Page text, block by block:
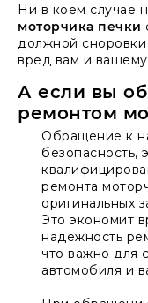
Ни в коем случае
моторчика печки
должной
вред вам и
А если вы
ремонтом
Обращение к
безопасность,
ремонта
оригинальных
Это экономит
надежность
что важно для
автомобиля и